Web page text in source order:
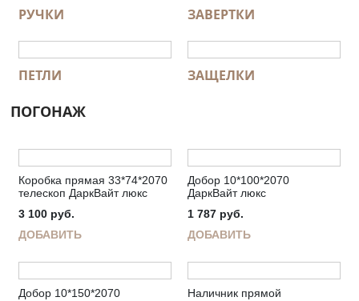
РУЧКИ ЗАВЕРТКИ
ПЕТЛИ ЗАЩЕЛКИ
ПОГОНАЖ
Коробка прямая 33*74*2070
телескоп ДаркВайт люкс
3 100 руб.
ДОБАВИТЬ
Добор 10*100*2070
ДаркВайт люкс
1 787 руб.
ДОБАВИТЬ
Добор 10*150*2070
Наличник прямой